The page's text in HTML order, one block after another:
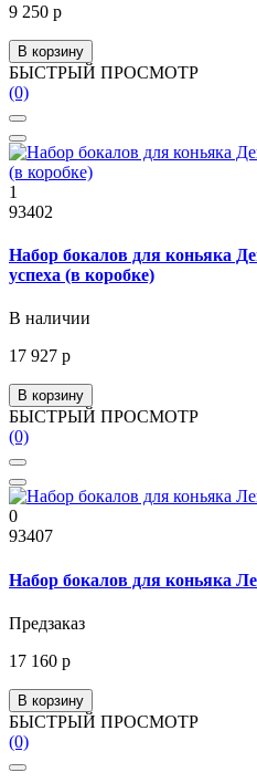
9 250 р
В корзину
БЫСТРЫЙ ПРОСМОТР
(0)
1
93402
Набор бокалов для коньяка
успеха (в коробке)
В наличии
17 927 р
В корзину
БЫСТРЫЙ ПРОСМОТР
(0)
0
93407
Набор бокалов для коньяка
Предзаказ
17 160 р
В корзину
БЫСТРЫЙ ПРОСМОТР
(0)